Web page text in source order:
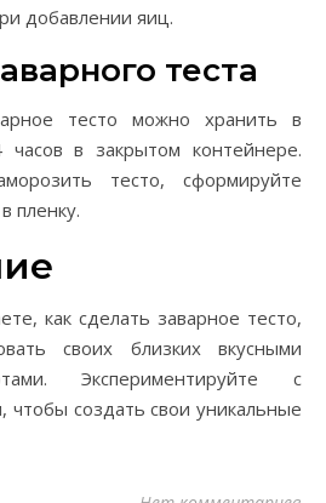
добавлении яиц.
теста
тесто можно хранить в
в закрытом контейнере.
тесто, сформируйте
пленку.
как сделать заварное тесто,
своих близких вкусными
Экспериментируйте с
чтобы создать свои уникальные